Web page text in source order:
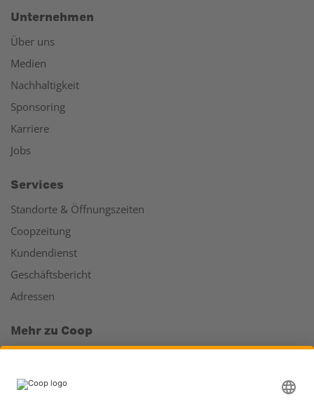
Unternehmen
Über uns
Medien
Nachhaltigkeit
Sponsoring
Karriere
Jobs
Services
Standorte & Öffnungszeiten
Coopzeitung
Kundendienst
Geschäftsbericht
Adressen
Mehr zu Coop
Läden & Services